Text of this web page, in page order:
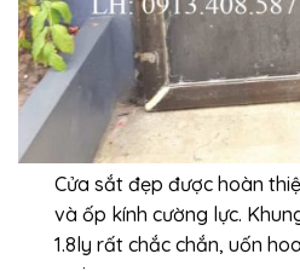
Cửa sắt đẹp được hoàn
và ốp kính cường lực.
1.8ly rất chắc chắn, uốn